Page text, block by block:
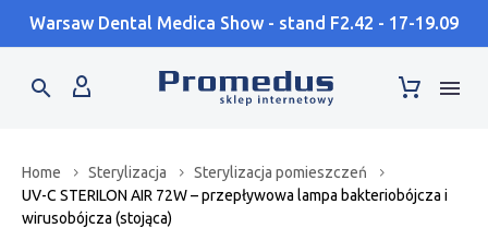
Warsaw Dental Medica Show - stand F2.42 - 17-19.09
Home Sterylizacja
Sterylizacja pomieszczeń
UV-C STERILON AIR 72W – przepływowa lampa bakteriobójcza i
wirusobójcza (stojąca)